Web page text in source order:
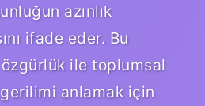
azınlık
ifade eder. Bu
ile toplumsal
anlamak için